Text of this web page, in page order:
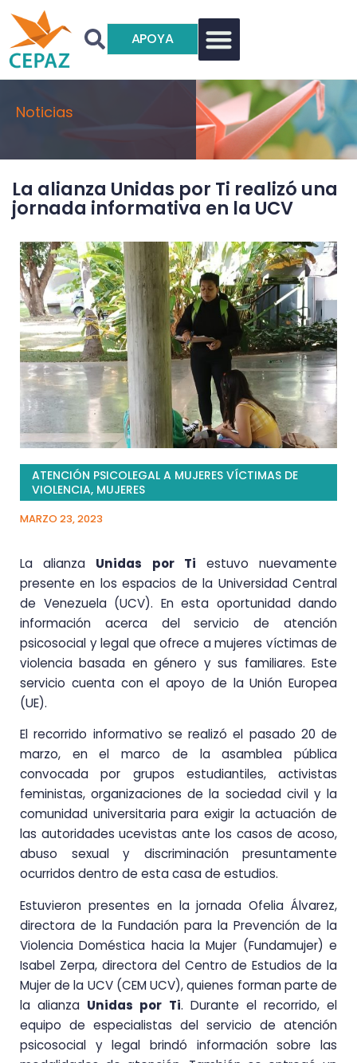
APOYA
Noticias
La alianza Unidas por Ti realizó una
jornada informativa en la UCV
ATENCIÓN PSICOLEGAL A MUJERES VÍCTIMAS DE
VIOLENCIA, MUJERES
MARZO 23, 2023
La alianza Unidas por Ti estuvo nuevamente
presente en los espacios de la Universidad Central
de Venezuela (UCV). En esta oportunidad dando
información acerca del servicio de atención
psicosocial y legal que ofrece a mujeres víctimas de
violencia basada en género y sus familiares. Este
servicio cuenta con el apoyo de la Unión Europea
(UE).
El recorrido informativo se realizó el pasado 20 de
marzo, en el marco de la asamblea pública
convocada por grupos estudiantiles, activistas
feministas, organizaciones de la sociedad civil y la
comunidad universitaria para exigir la actuación de
las autoridades ucevistas ante los casos de acoso,
abuso sexual y discriminación presuntamente
ocurridos dentro de esta casa de estudios.
Estuvieron presentes en la jornada Ofelia Álvarez,
directora de la Fundación para la Prevención de la
Violencia Doméstica hacia la Mujer (Fundamujer) e
Isabel Zerpa, directora del Centro de Estudios de la
Mujer de la UCV (CEM UCV), quienes forman parte de
la alianza Unidas por Ti. Durante el recorrido, el
equipo de especialistas del servicio de atención
psicosocial y legal brindó información sobre las